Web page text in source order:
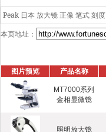
Peak 日本 放大镜 正像 笔式 刻度
本页地址：
图片预览
产品名称
MT7000系列
金相显微镜
照明放大镜